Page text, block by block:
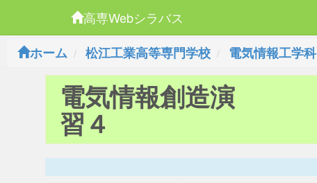
高専Webシラバス
ホーム
松江工業高等専門学校 電気情報工学科
電気情報創造演
習４